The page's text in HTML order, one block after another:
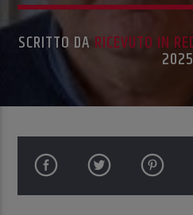
SCRITTO DA RICEVUTO IN
2025